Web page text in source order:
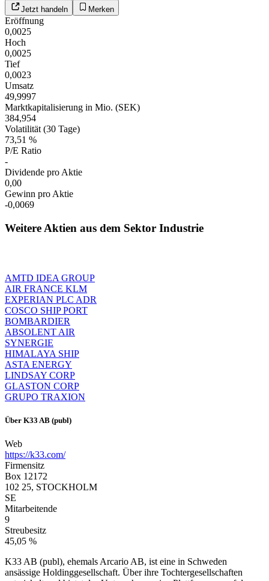
Jetzt handeln Merken
Eröffnung
0,0025
Hoch
0,0025
Tief
0,0023
Umsatz
49,9997
Marktkapitalisierung in Mio. (SEK)
384,954
Volatilität (30 Tage)
73,51 %
P/E Ratio
-
Dividende pro Aktie
0,00
Gewinn pro Aktie
-0,0069
Weitere Aktien aus dem Sektor Industrie
AMTD IDEA GROUP
AIR FRANCE KLM
EXPERIAN PLC ADR
COSCO SHIP PORT
BOMBARDIER
ABSOLENT AIR
SYNERGIE
HIMALAYA SHIP
ASTA ENERGY
LINDSAY CORP
GLASTON CORP
GRUPO TRAXION
Über K33 AB (publ)
Web
https://k33.com/
Firmensitz
Box 12172
102 25, STOCKHOLM
SE
Mitarbeitende
9
Streubesitz
45,05 %
K33 AB (publ), ehemals Arcario AB, ist eine in Schweden
ansässige Holdinggesellschaft. Über ihre Tochtergesellschaften